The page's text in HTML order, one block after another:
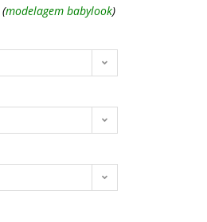
(modelagem babylook)